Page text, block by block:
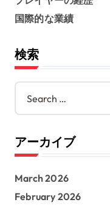
国際的な業績
検索
S
a
c
h
o
r
アーカイブ
March 2026
February 2026